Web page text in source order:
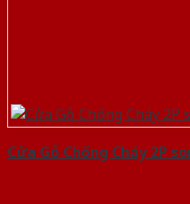
Cửa Gỗ Chống Cháy 2P